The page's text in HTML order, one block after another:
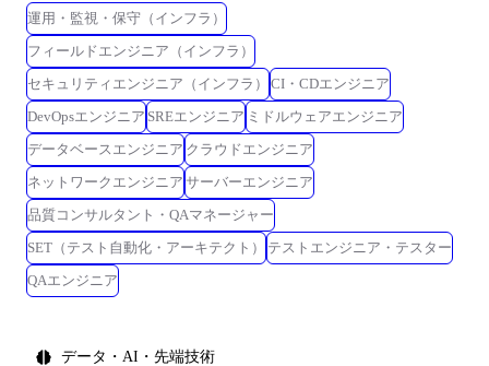
運用・監視・保守（インフラ）
フィールドエンジニア（インフラ）
セキュリティエンジニア（インフラ）
CI・CDエンジニア
DevOpsエンジニア SREエンジニア ミドルウェアエンジニア
データベースエンジニア クラウドエンジニア
ネットワークエンジニア サーバーエンジニア
品質コンサルタント・QAマネージャー
SET（テスト自動化・アーキテクト）
テストエンジニア・テスター
QAエンジニア
データ・AI・先端技術